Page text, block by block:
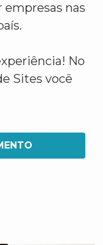
empresas nas
No
Sites você